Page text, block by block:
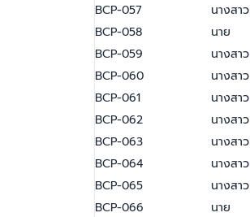
BCP-057
นางสาว
BCP-058
นาย
BCP-059
นางสาว
BCP-060
นางสาว
BCP-061
นางสาว
BCP-062
นางสาว
BCP-063
นางสาว
BCP-064
นางสาว
BCP-065
นางสาว
BCP-066
นาย